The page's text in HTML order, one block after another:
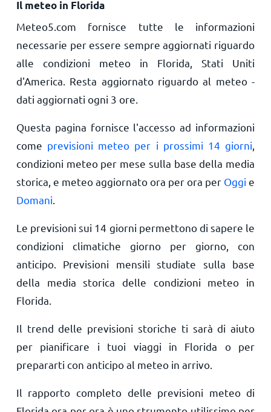
Il meteo in Florida
Meteo5.com fornisce tutte le informazioni
necessarie per essere sempre aggiornati riguardo
alle condizioni meteo in Florida, Stati Uniti
d'America. Resta aggiornato riguardo al meteo -
dati aggiornati ogni 3 ore.
Questa pagina fornisce l'accesso ad informazioni
come previsioni meteo per i prossimi 14 giorni
condizioni meteo per mese sulla base della media
storica, e meteo aggiornato ora per ora per Oggi e
Domani
Le previsioni sui 14 giorni permettono di sapere le
condizioni climatiche giorno per giorno, con
anticipo. Previsioni mensili studiate sulla base
della media storica delle condizioni meteo in
Florida.
Il trend delle previsioni storiche ti sarà di aiuto
per pianificare i tuoi viaggi in Florida o per
prepararti con anticipo al meteo in arrivo.
Il rapporto completo delle previsioni meteo di